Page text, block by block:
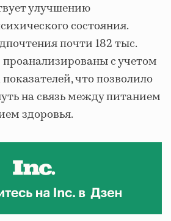
улучшению
состояния.
почти 182 тыс.
с учетом
что позволило
на связь между питанием
здоровья.